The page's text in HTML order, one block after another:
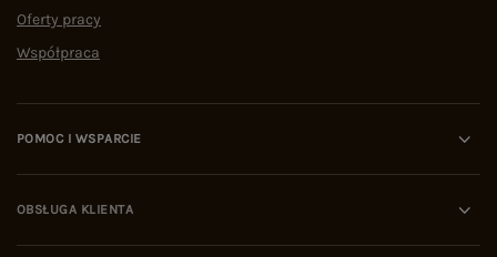
Oferty pracy
Współpraca
POMOC I WSPARCIE
OBSŁUGA KLIENTA